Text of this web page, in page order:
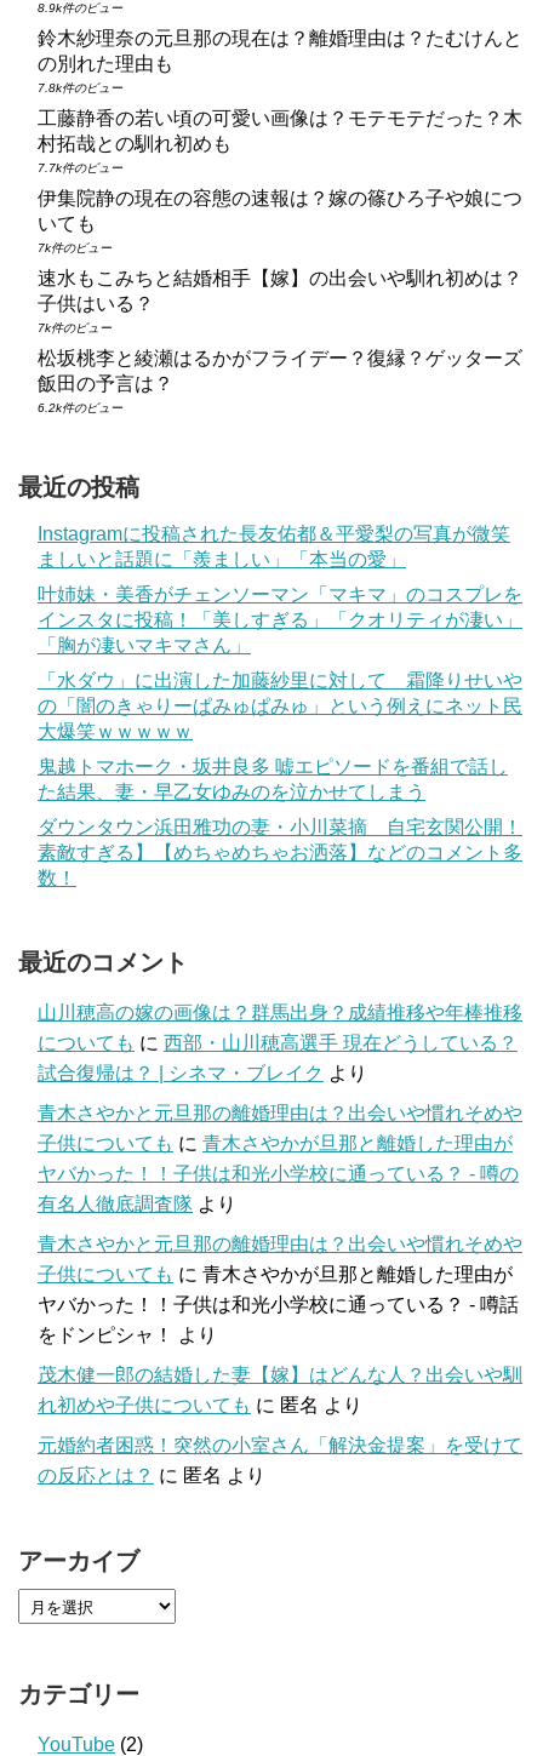
8.9k件のビュー
鈴木紗理奈の元旦那の現在は？離婚理由は？たむけんと
の別れた理由も
7.8k件のビュー
工藤静香の若い頃の可愛い画像は？モテモテだった？木
村拓哉との馴れ初めも
7.7k件のビュー
伊集院静の現在の容態の速報は？嫁の篠ひろ子や娘につ
いても
7k件のビュー
速水もこみちと結婚相手【嫁】の出会いや馴れ初めは？
子供はいる？
7k件のビュー
松坂桃李と綾瀬はるかがフライデー？復縁？ゲッターズ
飯田の予言は？
6.2k件のビュー
最近の投稿
Instagramに投稿された長友佑都＆平愛梨の写真が微笑
ましいと話題に「羨ましい」「本当の愛」
叶姉妹・美香がチェンソーマン「マキマ」のコスプレを
インスタに投稿！「美しすぎる」「クオリティが凄い」
「胸が凄いマキマさん」
「水ダウ」に出演した加藤紗里に対して 霜降りせいや
の「闇のきゃりーぱみゅぱみゅ」という例えにネット民
大爆笑ｗｗｗｗｗ
鬼越トマホーク・坂井良多 嘘エピソードを番組で話し
た結果、妻・早乙女ゆみのを泣かせてしまう
ダウンタウン浜田雅功の妻・小川菜摘 自宅玄関公開！
素敵すぎる】【めちゃめちゃお洒落】などのコメント多
数！
最近のコメント
山川穂高の嫁の画像は？群馬出身？成績推移や年棒推移
についても に 西部・山川穂高選手 現在どうしている？
試合復帰は？ | シネマ・ブレイク より
青木さやかと元旦那の離婚理由は？出会いや慣れそめや
子供についても に 青木さやかが旦那と離婚した理由が
ヤバかった！！子供は和光小学校に通っている？ - 噂の
有名人徹底調査隊 より
青木さやかと元旦那の離婚理由は？出会いや慣れそめや
子供についても に 青木さやかが旦那と離婚した理由が
ヤバかった！！子供は和光小学校に通っている？ - 噂話
をドンピシャ！
より
茂木健一郎の結婚した妻【嫁】はどんな人？出会いや馴
れ初めや子供についても に 匿名 より
元婚約者困惑！突然の小室さん「解決金提案」を受けて
の反応とは？ に 匿名 より
アーカイブ
カテゴリー
YouTube (2)